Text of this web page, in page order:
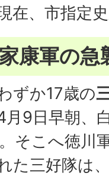
在、市指定
康軍の急
ずか17歳の
9日早朝、
そこへ徳川
た三好隊は